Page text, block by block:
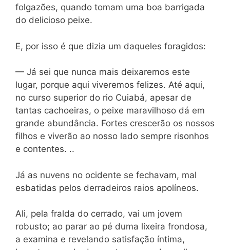
folgazões, quando tomam uma boa barrigada
do delicioso peixe.
E, por isso é que dizia um daqueles foragidos:
— Já sei que nunca mais deixaremos este
lugar, porque aqui viveremos felizes. Até aqui,
no curso superior do rio Cuiabá, apesar de
tantas cachoeiras, o peixe maravilhoso dá em
grande abundância. Fortes crescerão os nossos
filhos e viverão ao nosso lado sempre risonhos
e contentes. ..
Já as nuvens no ocidente se fechavam, mal
esbatidas pelos derradeiros raios apolíneos.
Ali, pela fralda do cerrado, vai um jovem
robusto; ao parar ao pé duma lixeira frondosa,
a examina e revelando satisfação íntima,